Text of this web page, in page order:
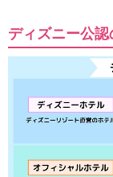
ディズニー公